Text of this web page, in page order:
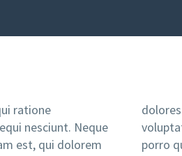
ratione
nesciunt. Neque
est, qui dolorem
porro